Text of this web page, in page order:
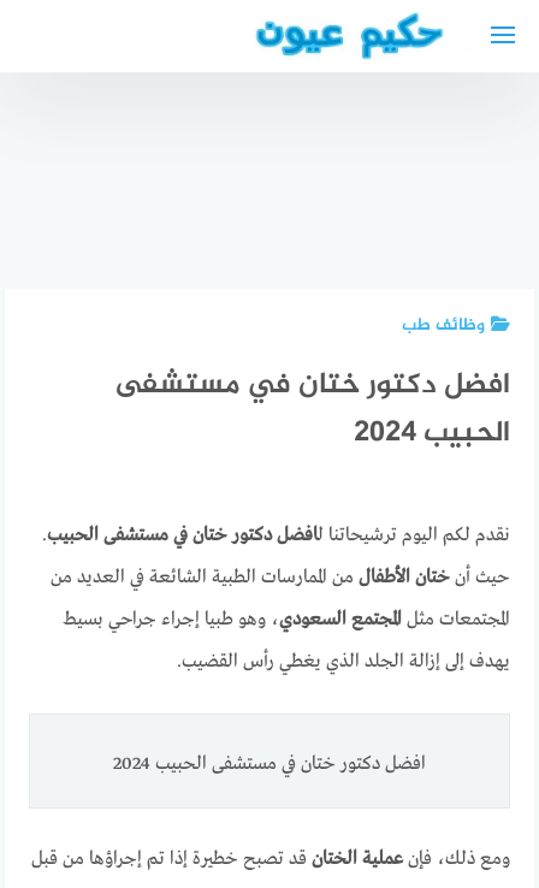
وظائف طب
افضل دكتور ختان في مستشفى
الحبيب 2024
نقدم لكم اليوم ترشيحاتنا لافضل دكتور ختان في مستشفى الحبيب.
حيث أن ختان الأطفال من الممارسات الطبية الشائعة في العديد من
المجتمعات مثلالمجتمع السعودي، وهو طبيا إجراء جراحي بسيط
يهدف إلى إزالة الجلد الذي يغطي رأس القضيب.
افضل دكتور ختان في مستشفى الحبيب 2024
ومع ذلك، فإنعملية الختان قد تصبح خطيرة إذا تم إجراؤها من قبل